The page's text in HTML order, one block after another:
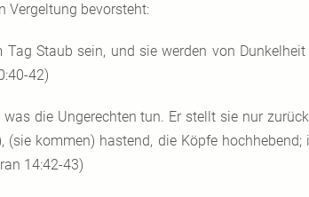
Vergeltung bevorsteht:
Staub sein, und sie werden von
42)
die Ungerechten tun. Er stellt sie nur
kommen) hastend, die Köpfe hochhebend;
14:42-43)